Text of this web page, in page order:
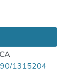
1315204